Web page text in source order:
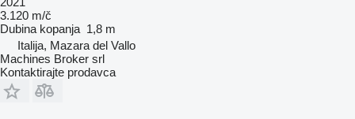
3.120 m/č
Dubina kopanja 1,8 m
Italija, Mazara del Vallo
Machines Broker srl
Kontaktirajte prodavca